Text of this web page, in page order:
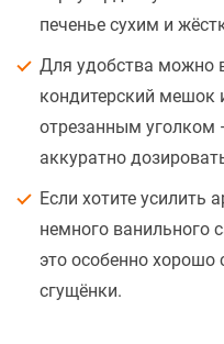
печенье сухим и
Для удобства можно
кондитерский мешок
отрезанным уголком
аккуратно
Если хотите усилить
немного ванильного
это особенно хорошо
сгущёнки.